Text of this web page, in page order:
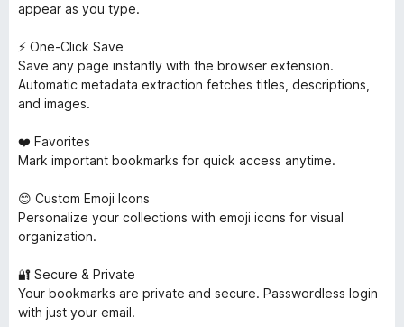
appear as you type.
⚡ One-Click Save
Save any page instantly with the browser extension.
Automatic metadata extraction fetches titles, descriptions,
and images.
❤️ Favorites
Mark important bookmarks for quick access anytime.
😊 Custom Emoji Icons
Personalize your collections with emoji icons for visual
organization.
🔐 Secure & Private
Your bookmarks are private and secure. Passwordless login
with just your email.